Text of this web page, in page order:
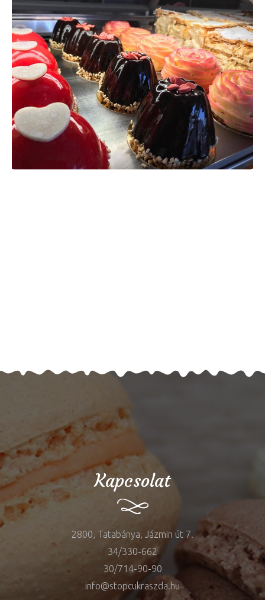
Kapcsolat
2800, Tatabánya, Jázmin út 7.
34/330-662
30/714-90-90
info@stopcukraszda.hu